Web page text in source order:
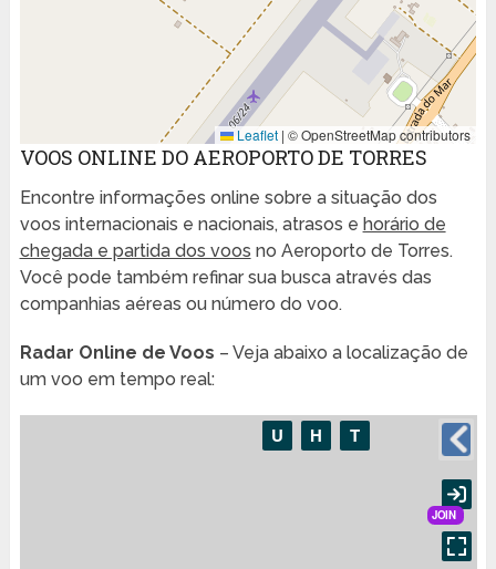
Leaflet | © OpenStreetMap contributors
VOOS ONLINE DO AEROPORTO DE TORRES
Encontre informações online sobre a situação dos
voos internacionais e nacionais, atrasos e horário de
chegada e partida dos voos no Aeroporto de Torres.
Você pode também refinar sua busca através das
companhias aéreas ou número do voo.
Radar Online de Voos – Veja abaixo a localização de
um voo em tempo real: